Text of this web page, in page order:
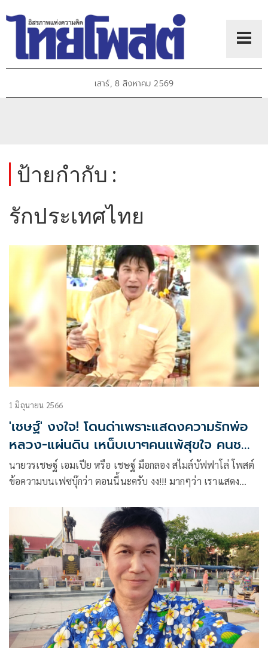
เสาร์, 8 สิงหาคม 2569
ป้ายกำกับ :
รักประเทศไทย
1 มิถุนายน 2566
'เชษฐ์' งงใจ! โดนด่าเพราะแสดงความรักพ่อ
หลวง-แผ่นดิน เหน็บเบาๆคนแพ้สุขใจ คนชนะ
ยังวุ่นวาย
นายวรเชษฐ์ เอมเปีย หรือ เชษฐ์ มือกลอง สไมล์บัฟฟาโล่ โพสต์
ข้อความบนเฟซบุ๊กว่า ตอนนี้นะครับ งง!!! มากๆว่า เราแสดง
ศาสนา พระมหากษัตริย์ แสดงความรัก